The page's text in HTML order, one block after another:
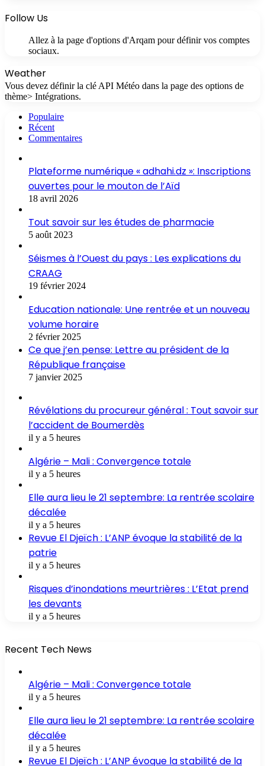
Follow Us
Allez à la page d'options d'Arqam pour définir vos comptes
sociaux.
Weather
Vous devez définir la clé API Météo dans la page des options de
thème> Intégrations.
Populaire
Récent
Commentaires
Plateforme numérique « adhahi.dz »: Inscriptions
ouvertes pour le mouton de l’Aïd
18 avril 2026
Tout savoir sur les études de pharmacie
5 août 2023
Séismes à l’Ouest du pays : Les explications du
CRAAG
19 février 2024
Education nationale: Une rentrée et un nouveau
volume horaire
2 février 2025
Ce que j’en pense: Lettre au président de la
République française
7 janvier 2025
Révélations du procureur général : Tout savoir sur
l’accident de Boumerdès
il y a 5 heures
Algérie – Mali : Convergence totale
il y a 5 heures
Elle aura lieu le 21 septembre: La rentrée scolaire
décalée
il y a 5 heures
Revue El Djeïch : L’ANP évoque la stabilité de la
patrie
il y a 5 heures
Risques d’inondations meurtrières : L’Etat prend
les devants
il y a 5 heures
Recent Tech News
Algérie – Mali : Convergence totale
il y a 5 heures
Elle aura lieu le 21 septembre: La rentrée scolaire
décalée
il y a 5 heures
Revue El Djeïch : L’ANP évoque la stabilité de la